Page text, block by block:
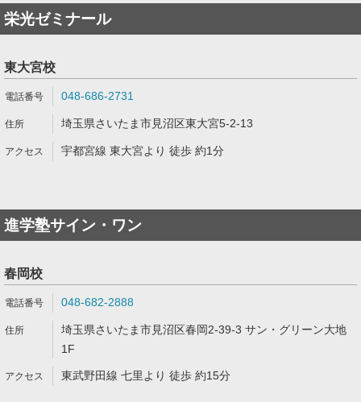
栄光ゼミナール
東大宮校
048-686-2731
埼玉県さいたま市見沼区東大宮5-2-13
宇都宮線 東大宮より 徒歩 約1分
進学塾サイン・ワン
春岡校
048-682-2888
埼玉県さいたま市見沼区春岡2-39-3 サン・グリーン大地
1F
東武野田線 七里より 徒歩 約15分